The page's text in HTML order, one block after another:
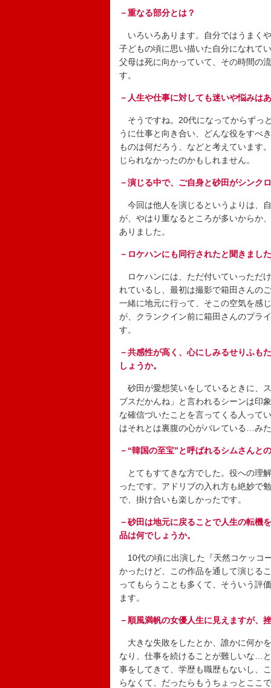
－重なる部分とは？
いろいろあります。自分ではうまく
子どもの頃に思い描いた自分になれて
父母は死に向かっていて、その時間の
す。
－人生や仕事に対しても迷いや悩みは
そうですね。20代になってからずっ
うに仕事と向き合い、どんな役をすべ
ものは何だろう、などと考えています
じられなかったのかもしれません。
－演じる中で、ご自身と砂田がシンク
今回は他人を演じるというよりは、
が、やはり重なるところが多いからか
ありました。
－ロケハンにも同行されたと聞きまし
ロケハンには、ただ付いていっただ
れているし、最初は撮影で箱田さんの
一緒に地元に行って、そこの空気を感
が、クランクイン前に箱田さんのプラ
す。
－共感性が高く、心にしみるせりふも
しょうか。
砂田が愛想笑いをしているときに、
ブスだかんね」と言われるシーンは印
な確信づいたことを言ってくる人って
はそれとは裏腹の心がバレている…み
－“韓国の至宝”と呼ばれるシムさんと
とてもすてきな方でした。役への理
ったです。アドリブの入れ方も絶妙で
で、掛け合いも楽しかったです。
－砂田は地元に戻ることで人生の転機
品は何でしょうか。
10代の頃に出演した『天然コケッコ
かったけど、この作品を通して演じる
ってもらうことも多くて、そういう評
ます。
－順風満帆の女優人生に見えますが、
大きな失敗をしたとか、誰かに何か
なり、仕事を続けることが難しいな…
事をしてきて、学歴も職歴もないし、
らなくて、だったらもうちょっとここ